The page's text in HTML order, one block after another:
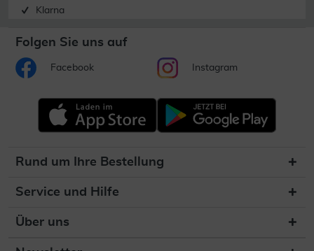
Klarna
Folgen Sie uns auf
Facebook Instagram
Rund um Ihre Bestellung
Service und Hilfe
Über uns